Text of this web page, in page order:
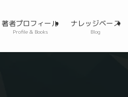
著者プロフィール
Profile & Books
ナレッジベース
Blog